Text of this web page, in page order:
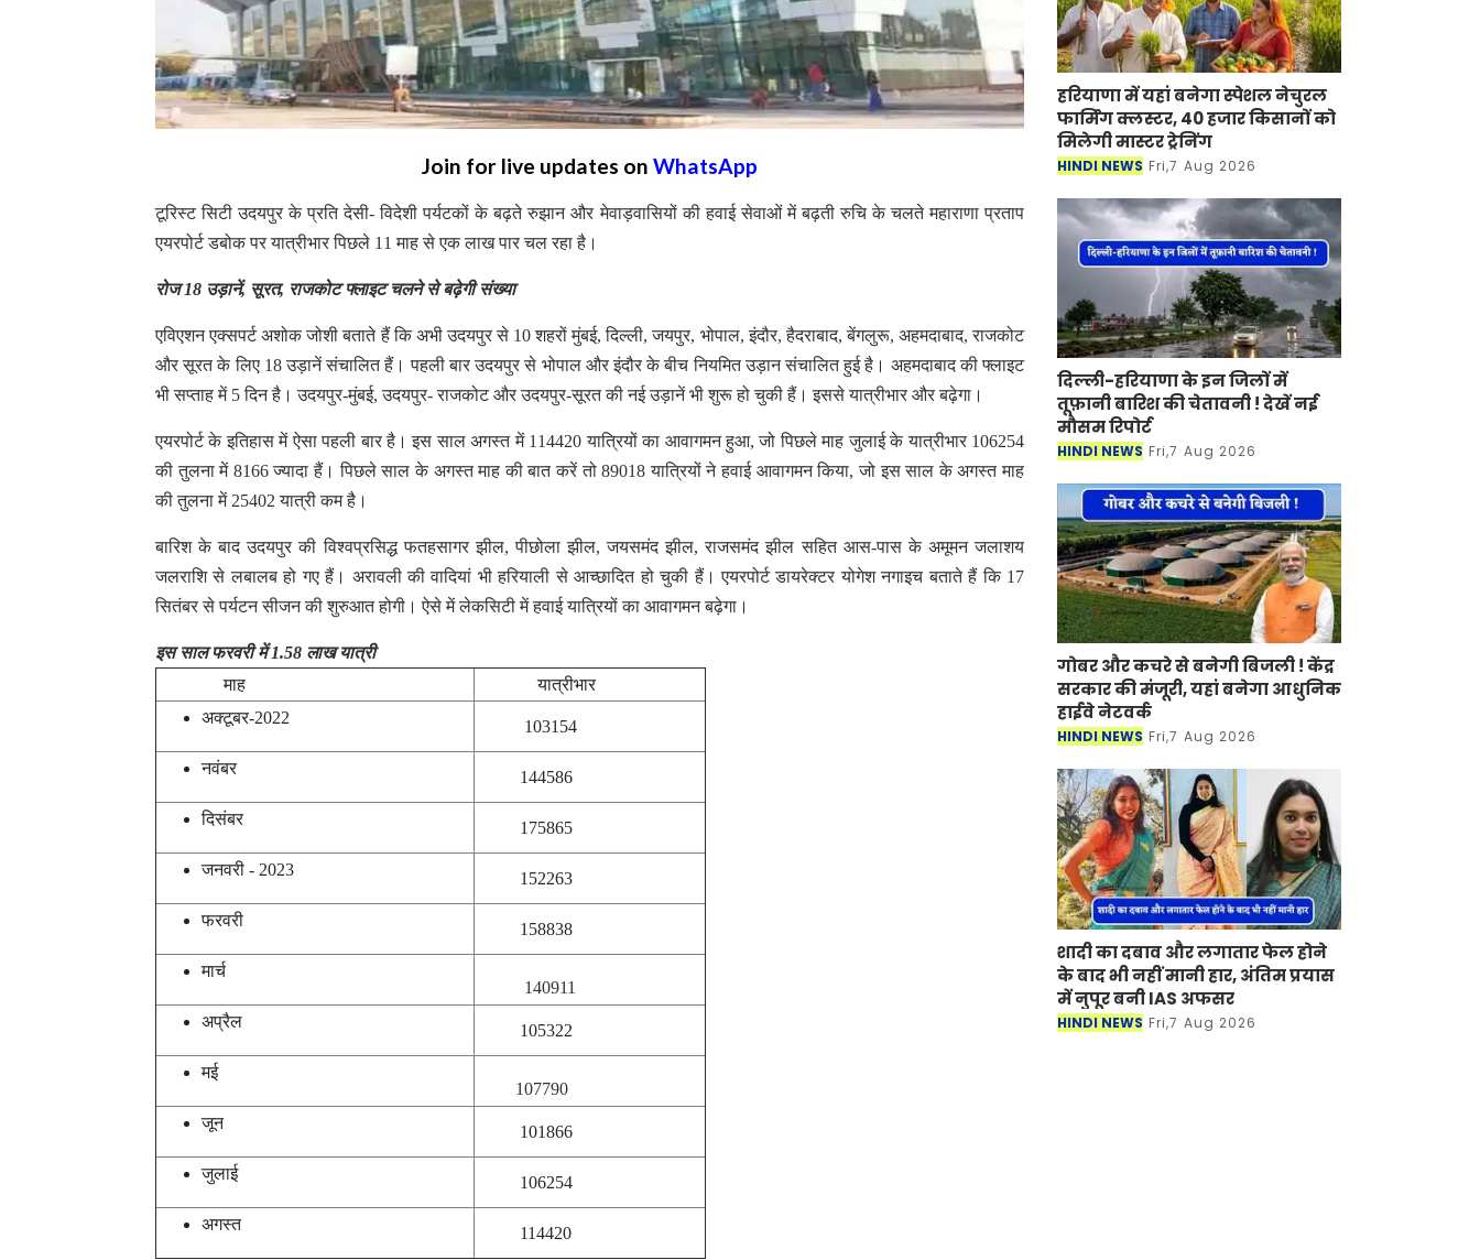
Join for live updates on WhatsApp
टूरिस्ट सिटी उदयपुर के प्रति देसी- विदेशी पर्यटकों के बढ़ते रुझान और मेवाड़वासियों की हवाई सेवाओं में बढ़ती रुचि के चलते महाराणा प्रताप
एयरपोर्ट डबोक पर यात्रीभार पिछले 11 माह से एक लाख पार चल रहा है।
रोज 18 उड़ानें, सूरत, राजकोट फ्लाइट चलने से बढ़ेगी संख्या
एविएशन एक्सपर्ट अशोक जोशी बताते हैं कि अभी उदयपुर से 10 शहरों मुंबई, दिल्ली, जयपुर, भोपाल, इंदौर, हैदराबाद, बेंगलुरू, अहमदाबाद, राजकोट
और सूरत के लिए 18 उड़ानें संचालित हैं। पहली बार उदयपुर से भोपाल और इंदौर के बीच नियमित उड़ान संचालित हुई है। अहमदाबाद की फ्लाइट
भी सप्ताह में 5 दिन है। उदयपुर-मुंबई, उदयपुर- राजकोट और उदयपुर-सूरत की नई उड़ानें भी शुरू हो चुकी हैं। इससे यात्रीभार और बढ़ेगा।
एयरपोर्ट के इतिहास में ऐसा पहली बार है। इस साल अगस्त में 114420 यात्रियों का आवागमन हुआ, जो पिछले माह जुलाई के यात्रीभार 106254
की तुलना में 8166 ज्यादा हैं। पिछले साल के अगस्त माह की बात करें तो 89018 यात्रियों ने हवाई आवागमन किया, जो इस साल के अगस्त माह
की तुलना में 25402 यात्री कम है।
बारिश के बाद उदयपुर की विश्वप्रसिद्ध फतहसागर झील, पीछोला झील, जयसमंद झील, राजसमंद झील सहित आस-पास के अमूमन जलाशय
जलराशि से लबालब हो गए हैं। अरावली की वादियां भी हरियाली से आच्छादित हो चुकी हैं। एयरपोर्ट डायरेक्टर योगेश नगाइच बताते हैं कि 17
सितंबर से पर्यटन सीजन की शुरुआत होगी। ऐसे में लेकसिटी में हवाई यात्रियों का आवागमन बढ़ेगा।
इस साल फरवरी में 1.58 लाख यात्री
माह
यात्रीभार
अक्टूबर-2022
103154
नवंबर 144586
दिसंबर 175865
जनवरी - 2023 152263
फरवरी 158838
मार्च
140911
अप्रैल
105322
मई
107790
जून
101866
जुलाई 106254
अगस्त 114420
हरियाणा में यहां बनेगा स्पेशल नेचुरल
फार्मिंग क्लस्टर, 40 हजार किसानों को
मिलेगी मास्टर ट्रेनिंग
HINDI NEWS Fri,7 Aug 2026
दिल्ली-हरियाणा के इन जिलों में
तूफ़ानी बारिश की चेतावनी ! देखें नई
मौसम रिपोर्ट
HINDI NEWS Fri,7 Aug 2026
गोबर और कचरे से बनेगी बिजली ! केंद्र
सरकार की मंजूरी, यहां बनेगा आधुनिक
हाईवे नेटवर्क
HINDI NEWS Fri,7 Aug 2026
शादी का दबाव और लगातार फेल होने
के बाद भी नहीं मानी हार, अंतिम प्रयास
में नुपूर बनी IAS अफसर
HINDI NEWS Fri,7 Aug 2026